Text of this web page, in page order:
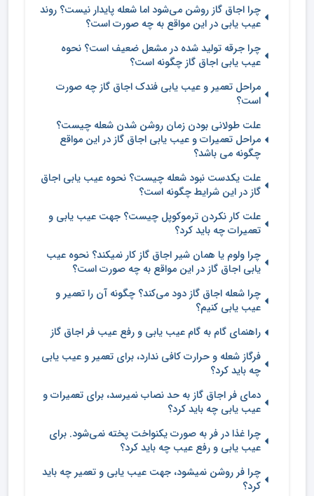
چرا اجاق گاز روشن می‌شود اما شعله پایدار نیست؟ روند
عیب یابی در این مواقع به چه صورت است؟
چرا جرقه تولید شده در مشعل ضعیف است؟ نحوه
عیب یابی اجاق گاز چگونه است؟
مراحل تعمیر و عیب یابی فندک اجاق گاز چه صورت
است؟
علت طولانی بودن زمان روشن شدن شعله چیست؟
مراحل تعمیرات و عیب یابی اجاق گاز در این مواقع
چگونه می باشد؟
علت یکدست نبود شعله چیست؟ نحوه عیب یابی اجاق
گاز در این شرایط چگونه است؟
علت کار نکردن ترموکوپل چیست؟ جهت عیب یابی و
تعمیرات چه باید کرد؟
چرا ولوم یا همان شیر اجاق گاز کار نمیکند؟ نحوه عیب
یابی اجاق گاز در این مواقع به چه صورت است؟
چرا شعله اجاق گاز دود می‌کند؟ چگونه آن را تعمیر و
عیب یابی کنیم؟
راهنمای گام به گام عیب یابی و رفع عیب فر اجاق گاز
فرگاز شعله و حرارت کافی ندارد، برای تعمیر و عیب یابی
چه باید کرد؟
دمای فر اجاق گاز به حد نصاب نمیرسد، برای تعمیرات و
عیب یابی چه باید کرد؟
چرا غذا در فر به صورت یکنواخت پخته نمی‌شود. برای
عیب یابی و رفع عیب چه باید کرد؟
چرا فر روشن نمیشود، جهت عیب یابی و تعمیر چه باید
کرد؟